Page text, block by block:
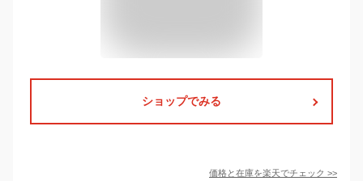
ショップでみる
価格と在庫を楽天でチェック >>